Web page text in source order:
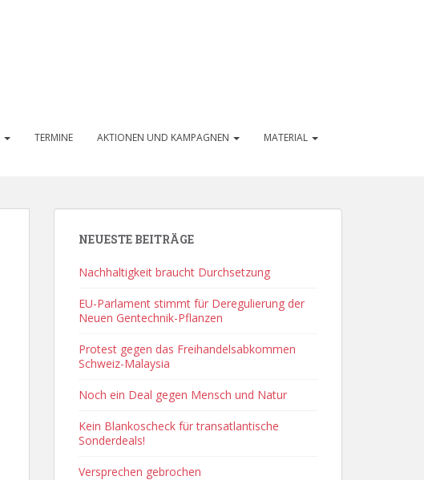
TERMINE AKTIONEN UND KAMPAGNEN MATERIAL
NEUESTE BEITRÄGE
Nachhaltigkeit braucht Durchsetzung
EU-Parlament stimmt für Deregulierung der
Neuen Gentechnik-Pflanzen
Protest gegen das Freihandelsabkommen
Schweiz-Malaysia
Noch ein Deal gegen Mensch und Natur
Kein Blankoscheck für transatlantische
Sonderdeals!
Versprechen gebrochen